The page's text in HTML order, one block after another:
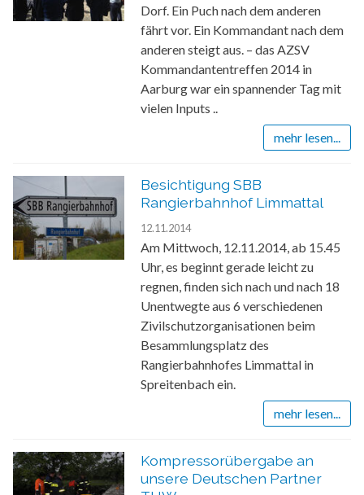
Dorf. Ein Puch nach dem anderen
fährt vor. Ein Kommandant nach dem
anderen steigt aus. – das AZSV
Kommandantentreffen 2014 in
Aarburg war ein spannender Tag mit
vielen Inputs ..
mehr lesen...
Besichtigung SBB
Rangierbahnhof Limmattal
12.11.2014
Am Mittwoch, 12.11.2014, ab 15.45
Uhr, es beginnt gerade leicht zu
regnen, finden sich nach und nach 18
Unentwegte aus 6 verschiedenen
Zivilschutzorganisationen beim
Besammlungsplatz des
Rangierbahnhofes Limmattal in
Spreitenbach ein.
mehr lesen...
Kompressorübergabe an
unsere Deutschen Partner